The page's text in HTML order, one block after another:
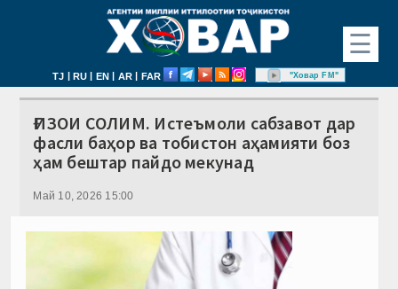
☰
TJ | RU | EN | AR | FAR "Ховар FM"
ҒИЗОИ СОЛИМ. Истеъмоли сабзавот дар
фасли баҳор ва тобистон аҳамияти боз
ҳам бештар пайдо мекунад
Май 10, 2026 15:00